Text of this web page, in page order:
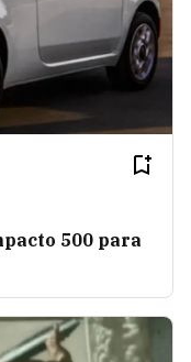
500 para